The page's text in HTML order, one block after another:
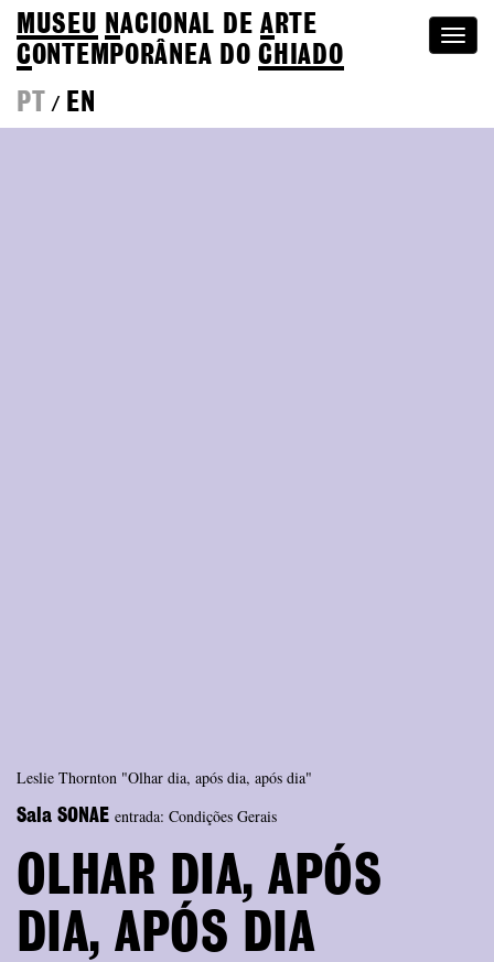
MUSEU NACIONAL DEA RTE
CONTEMPORÂNEA DOCHIADO
PT
/ EN
Leslie Thornton "Olhar dia, após dia, após dia"
Sala SONAE entrada: Condições Gerais
OLHAR DIA, APÓS
DIA, APÓS DIA